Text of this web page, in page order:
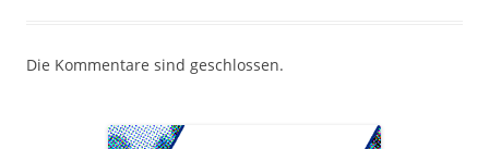
Die Kommentare sind geschlossen.